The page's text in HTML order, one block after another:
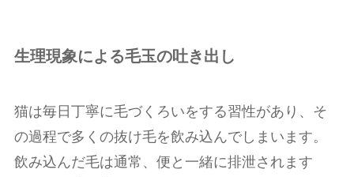
生理現象による毛玉の吐き出し
猫は毎日丁寧に毛づくろいをする習性があり、そ
の過程で多くの抜け毛を飲み込んでしまいます。
飲み込んだ毛は通常、便と一緒に排泄されます